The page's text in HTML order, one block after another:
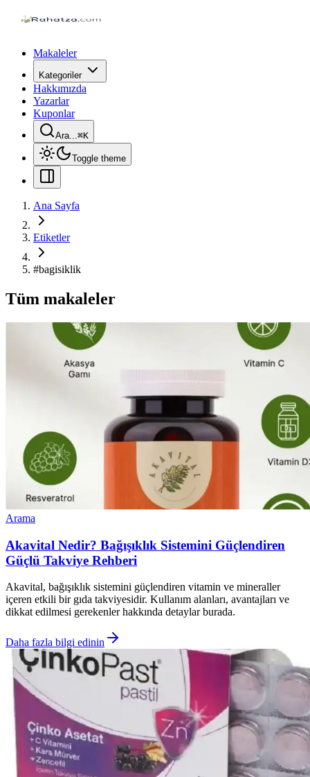
Makaleler
Kategoriler
Hakkımızda
Yazarlar
Kuponlar
Ara...⌘K
Toggle theme
Ana Sayfa
Etiketler
#bagisiklik
Tüm makaleler
Arama
Akavital Nedir? Bağışıklık Sistemini Güçlendiren
Güçlü Takviye Rehberi
Akavital, bağışıklık sistemini güçlendiren vitamin ve mineraller
içeren etkili bir gıda takviyesidir. Kullanım alanları, avantajları ve
dikkat edilmesi gerekenler hakkında detaylar burada.
Daha fazla bilgi edinin